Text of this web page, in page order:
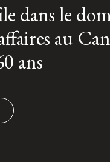
dans le
au
ans